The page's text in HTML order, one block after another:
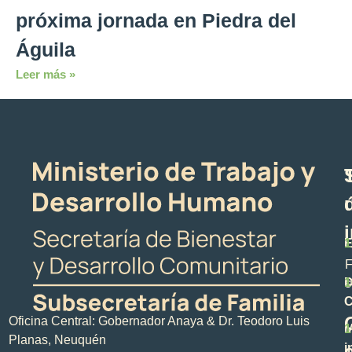
próxima jornada en Piedra del
Águila
Leer más »
Oficina Central: Gobernador Anaya & Dr. Teodoro Luis
Planas, Neuquén